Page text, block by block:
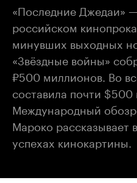
«Последние Джедаи»
российском
минувших выходных
«Звёздные войны»
₽500 миллионов. Во
составила почти $500
Международный
Мароко рассказывает
успехах кинокартины.